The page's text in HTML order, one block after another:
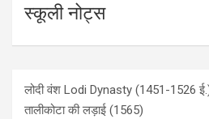
स्कूली नोट्स
लोदी वंश Lodi Dynasty (1451-1526
तालीकोटा की लड़ाई (1565)